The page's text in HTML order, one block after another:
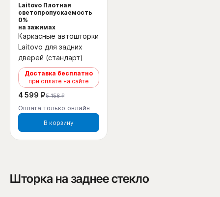
Laitovo Плотная
светопропускаемость
0%
на зажимах
Каркасные автошторки
Laitovo для задних
дверей (стандарт)
Доставка бесплатно
при оплате на сайте
4 599 ₽5 158 ₽
Оплата только онлайн
В корзину
Шторка на заднее стекло